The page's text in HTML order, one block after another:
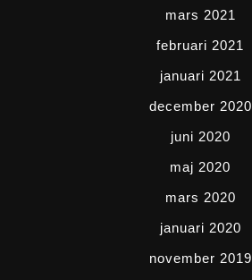
mars 2021
februari 2021
januari 2021
december 2020
juni 2020
maj 2020
mars 2020
januari 2020
november 2019